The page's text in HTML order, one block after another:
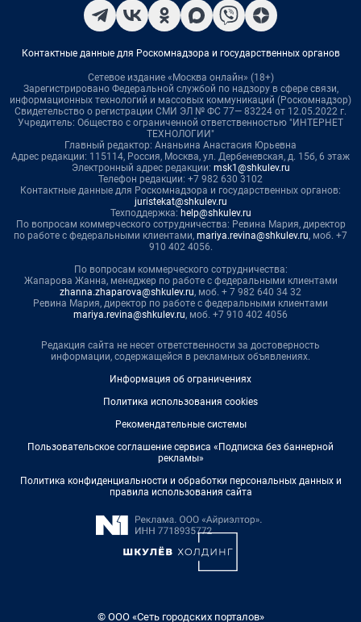
Контактные данные для Роскомнадзора и государственных органов
Сетевое издание «Москва онлайн» (18+)
Зарегистрировано Федеральной службой по надзору в сфере связи,
информационных технологий и массовых коммуникаций (Роскомнадзор)
Свидетельство о регистрации СМИ ЭЛ № ФС 77— 83224 от 12.05.2022 г.
Учредитель: Общество с ограниченной ответственностью "ИНТЕРНЕТ
ТЕХНОЛОГИИ"
Главный редактор: Ананьина Анастасия Юрьевна
Адрес редакции: 115114, Россия, Москва, ул. Дербеневская, д. 15б, 6 этаж
Электронный адрес редакции: msk1@shkulev.ru
Телефон редакции: +7 982 630 3102
Контактные данные для Роскомнадзора и государственных органов:
juristekat@shkulev.ru
Техподдержка: help@shkulev.ru
По вопросам коммерческого сотрудничества: Ревина Мария, директор
по работе с федеральными клиентами, mariya.revina@shkulev.ru, моб. +7
910 402 4056.
По вопросам коммерческого сотрудничества:
Жапарова Жанна, менеджер по работе с федеральными клиентами
zhanna.zhaparova@shkulev.ru, моб. + 7 982 640 34 32
Ревина Мария, директор по работе с федеральными клиентами
mariya.revina@shkulev.ru, моб. +7 910 402 4056
Редакция сайта не несет ответственности за достоверность
информации, содержащейся в рекламных объявлениях.
Информация об ограничениях
Политика использования cookies
Рекомендательные системы
Пользовательское соглашение сервиса «Подписка без баннерной
рекламы»
Политика конфиденциальности и обработки персональных данных и
правила использования сайта
© ООО «Сеть городских порталов»